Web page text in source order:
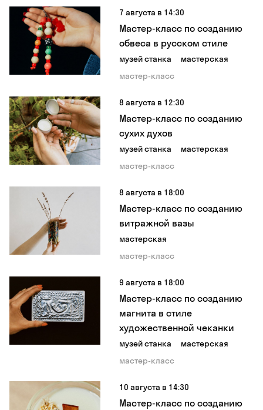
7 августа в 14:30
Мастер-класс по созданию
обвеса в русском стиле
музей станка
мастерская
мастер-класс
8 августа в 12:30
Мастер-класс по созданию
сухих духов
музей станка
мастерская
мастер-класс
8 августа в 18:00
Мастер-класс по созданию
витражной вазы
мастерская
мастер-класс
9 августа в 18:00
Мастер-класс по созданию
магнита в стиле
художественной чеканки
музей станка
мастерская
мастер-класс
10 августа в 14:30
Мастер-класс по созданию